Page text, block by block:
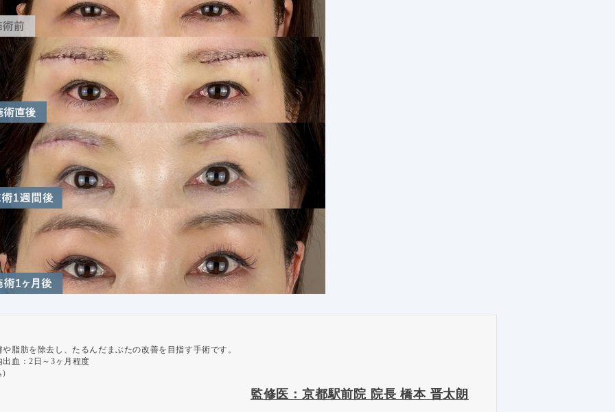
脂肪を除去し、たるんだまぶたの改善を目指す手術です。
血：2日～3ヶ月程度
監修医：京都駅前院 院長 橋本 晋太朗